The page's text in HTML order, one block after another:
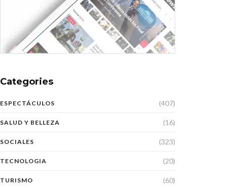
Categories
ESPECTÁCULOS (407)
SALUD Y BELLEZA (16)
SOCIALES (323)
TECNOLOGIA (20)
TURISMO (60)